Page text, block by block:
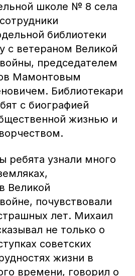
школе № 8 села
библиотеки
с ветераном Великой
председателем
Мамонтовым
Библиотекари
с биографией
жизнью и
ребята узнали много
Великой
почувствовали
лет. Михаил
не только о
советских
жизни в
времени, говорил о